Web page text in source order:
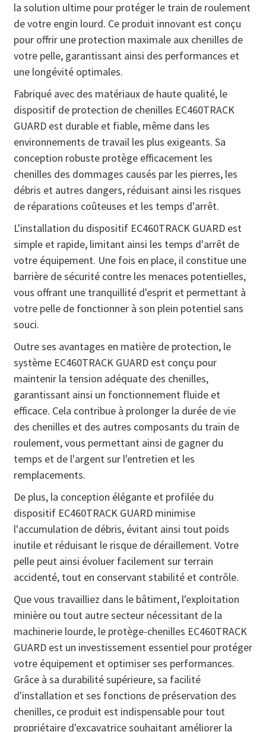
la solution ultime pour protéger le train de roulement
de votre engin lourd. Ce produit innovant est conçu
pour offrir une protection maximale aux chenilles de
votre pelle, garantissant ainsi des performances et
une longévité optimales.
Fabriqué avec des matériaux de haute qualité, le
dispositif de protection de chenilles EC460TRACK
GUARD est durable et fiable, même dans les
environnements de travail les plus exigeants. Sa
conception robuste protège efficacement les
chenilles des dommages causés par les pierres, les
débris et autres dangers, réduisant ainsi les risques
de réparations coûteuses et les temps d'arrêt.
L'installation du dispositif EC460TRACK GUARD est
simple et rapide, limitant ainsi les temps d'arrêt de
votre équipement. Une fois en place, il constitue une
barrière de sécurité contre les menaces potentielles,
vous offrant une tranquillité d'esprit et permettant à
votre pelle de fonctionner à son plein potentiel sans
souci.
Outre ses avantages en matière de protection, le
système EC460TRACK GUARD est conçu pour
maintenir la tension adéquate des chenilles,
garantissant ainsi un fonctionnement fluide et
efficace. Cela contribue à prolonger la durée de vie
des chenilles et des autres composants du train de
roulement, vous permettant ainsi de gagner du
temps et de l'argent sur l'entretien et les
remplacements.
De plus, la conception élégante et profilée du
dispositif EC460TRACK GUARD minimise
l'accumulation de débris, évitant ainsi tout poids
inutile et réduisant le risque de déraillement. Votre
pelle peut ainsi évoluer facilement sur terrain
accidenté, tout en conservant stabilité et contrôle.
Que vous travailliez dans le bâtiment, l'exploitation
minière ou tout autre secteur nécessitant de la
machinerie lourde, le protège-chenilles EC460TRACK
GUARD est un investissement essentiel pour protéger
votre équipement et optimiser ses performances.
Grâce à sa durabilité supérieure, sa facilité
d'installation et ses fonctions de préservation des
chenilles, ce produit est indispensable pour tout
propriétaire d'excavatrice souhaitant améliorer la